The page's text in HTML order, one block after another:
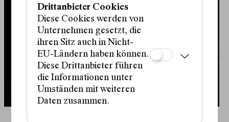
Drittanbieter Cookies
Diese Cookies werden von
Unternehmen gesetzt, die
ihren Sitz auch in Nicht-
EU-Ländern haben können.
Diese Drittanbieter führen
die Informationen unter
Umständen mit weiteren
Daten zusammen.